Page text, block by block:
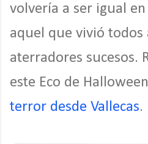
volvería a ser igual
aquel que vivió todos
aterradores sucesos.
este Eco de
terror desde Vallecas.